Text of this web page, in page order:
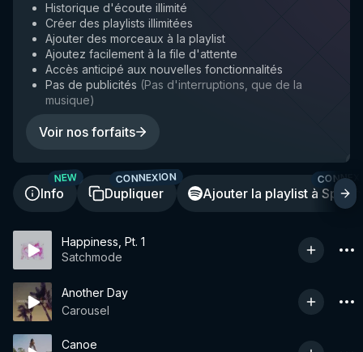
Historique d'écoute illimité
Créer des playlists illimitées
Ajouter des morceaux à la playlist
Ajoutez facilement à la file d'attente
Accès anticipé aux nouvelles fonctionnalités
Pas de publicités (Pas d'interruptions, que de la
musique)
Voir nos forfaits
Info
NEW
Dupliquer
CONNEXION
Ajouter la playlist à
Happiness, Pt. 1
Satchmode
Another Day
Carousel
Canoe